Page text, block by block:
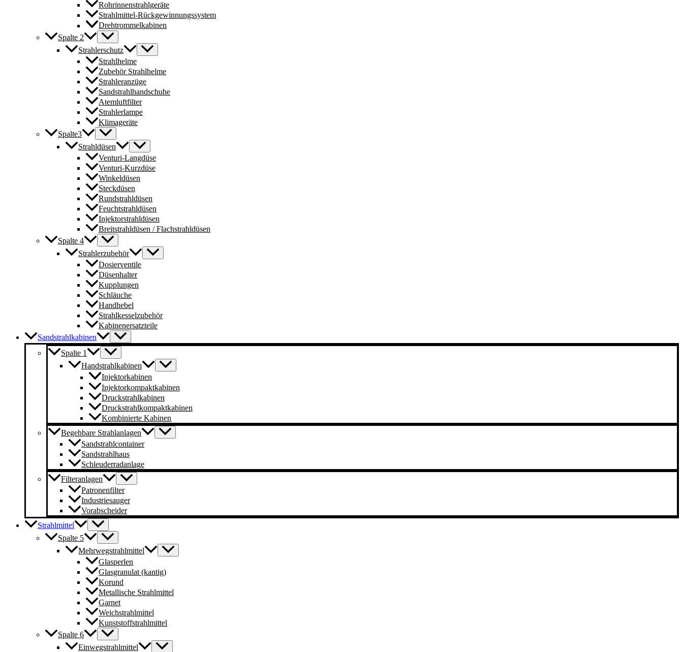
Rohrinnenstrahlgeräte
Strahlmittel-Rückgewinnungssystem
Drehtrommelkabinen
Spalte 2
Strahlerschutz
Strahlhelme
Zubehör Strahlhelme
Strahleranzüge
Sandstrahlhandschuhe
Atemluftfilter
Strahlerlampe
Klimageräte
Spalte3
Strahldüsen
Venturi-Langdüse
Venturi-Kurzdüse
Winkeldüsen
Steckdüsen
Rundstrahldüsen
Feuchtstrahldüsen
Injektorstrahldüsen
Breitstrahldüsen / Flachstrahldüsen
Spalte 4
Strahlerzubehör
Dosierventile
Düsenhalter
Kupplungen
Schläuche
Handhebel
Strahlkesselzubehör
Kabinenersatzteile
Sandstrahlkabinen
Spalte 1
Handstrahlkabinen
Injektorkabinen
Injektorkompaktkabinen
Druckstrahlkabinen
Druckstrahlkompaktkabinen
Kombinierte Kabinen
Begehbare Strahlanlagen
Sandstrahlcontainer
Sandstrahlhaus
Schleuderradanlage
Filteranlagen
Patronenfilter
Industriesauger
Vorabscheider
Strahlmittel
Spalte 5
Mehrwegstrahlmittel
Glasperlen
Glasgranulat (kantig)
Korund
Metallische Strahlmittel
Garnet
Weichstrahlmittel
Kunststoffstrahlmittel
Spalte 6
Einwegstrahlmittel